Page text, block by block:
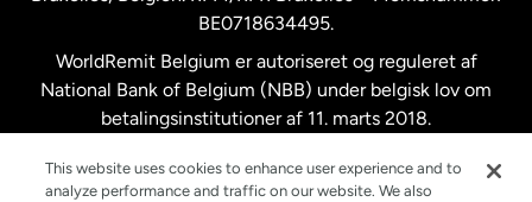
Malaysia
New Zealand
Spanien
BE0718634495.
WorldRemit Belgium er autoriseret og reguleret af
National Bank of Belgium (NBB) under belgisk lov om
betalingsinstitutioner af 11. marts 2018.
This website uses cookies to enhance user experience and to
analyze performance and traffic on our website. We also